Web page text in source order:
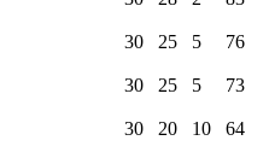
30 25 5 76
30 25 5 73
30 20 10 64